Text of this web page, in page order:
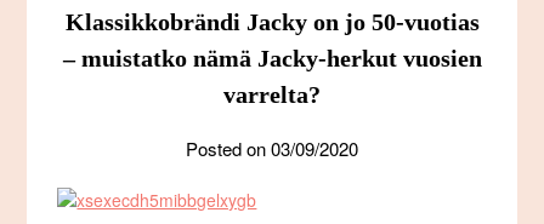
Klassikkobrändi Jacky on jo 50-vuotias
– muistatko nämä Jacky-herkut vuosien
varrelta?
Posted on03/09/2020